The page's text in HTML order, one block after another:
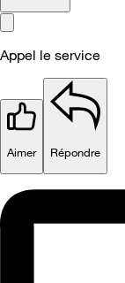
Appel le service
Aimer Répondre